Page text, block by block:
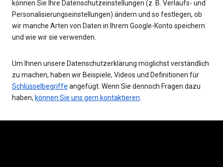
können Sie Ihre Datenschutzeinstellungen (z. B. Verlaufs- und
Personalisierungseinstellungen) ändern und so festlegen, ob
wir manche Arten von Daten in Ihrem Google-Konto speichern
und wie wir sie verwenden.
Um Ihnen unsere Datenschutzerklärung möglichst verständlich
zu machen, haben wir Beispiele, Videos und Definitionen für
Schlüsselbegriffe angefügt. Wenn Sie dennoch Fragen dazu
haben, können Sie uns gern kontaktieren